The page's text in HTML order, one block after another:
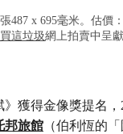
487 x 695毫米。估價
這垃圾網上拍賣中呈獻
獲得金像獎提名
邦旅館 （伯利恆的